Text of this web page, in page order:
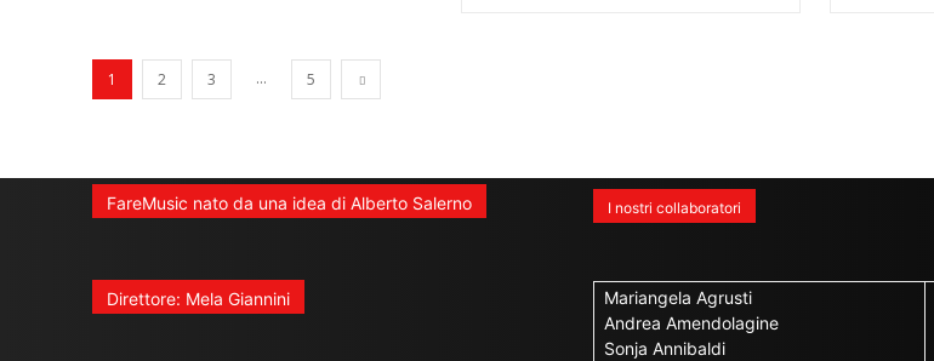
1 2 3 ... 5
FareMusic nato da una idea di Alberto Salerno
Direttore: Mela Giannini
I nostri collaboratori
Mariangela Agrusti
Andrea Amendolagine
Sonja Annibaldi